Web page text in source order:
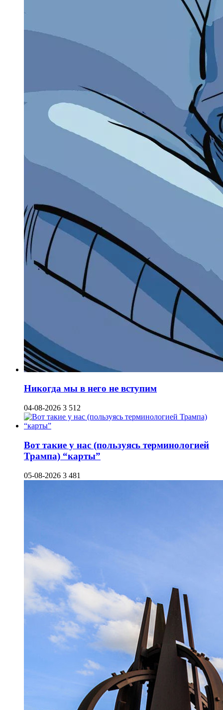
Никогда мы в него не вступим
04-08-2026 3 512
Вот такие у нас (пользуясь терминологией
Трампа) “карты”
05-08-2026 3 481